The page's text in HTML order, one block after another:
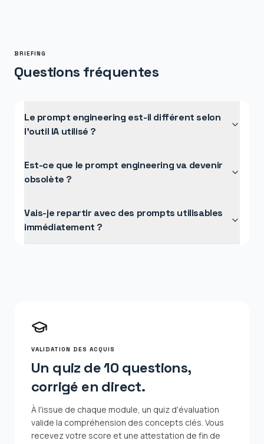
BRIEFING
Questions fréquentes
Le prompt engineering est-il différent selon
l'outil IA utilisé ?
Est-ce que le prompt engineering va devenir
obsolète ?
Vais-je repartir avec des prompts utilisables
immédiatement ?
VALIDATION DES ACQUIS
Un quiz de 10 questions,
corrigé en direct.
À l'issue de chaque module, un quiz d'évaluation
valide la compréhension des concepts clés. Vous
recevez votre score et une attestation de fin de